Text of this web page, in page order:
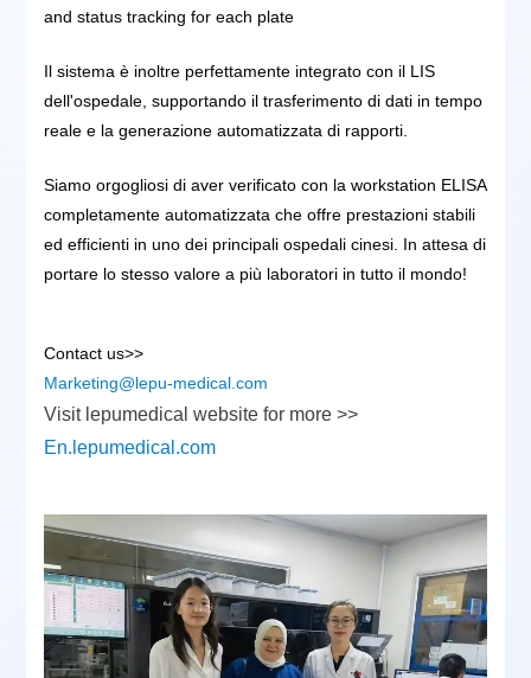
and status tracking for each plate
Il sistema è inoltre perfettamente integrato con il LIS
dell'ospedale, supportando il trasferimento di dati in tempo
reale e la generazione automatizzata di rapporti.
Siamo orgogliosi di aver verificato con la workstation ELISA
completamente automatizzata che offre prestazioni stabili
ed efficienti in uno dei principali ospedali cinesi. In attesa di
portare lo stesso valore a più laboratori in tutto il mondo!
Contact us>>
Marketing@lepu-medical.com
Visit lepumedical website for more >>
En.lepumedical.com